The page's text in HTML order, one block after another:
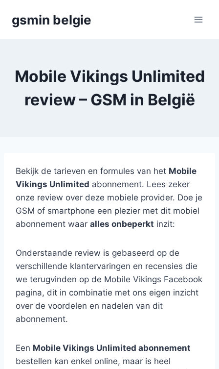
gsmin belgie
Mobile Vikings Unlimited
review – GSM in België
Bekijk de tarieven en formules van het Mobile
Vikings Unlimited abonnement. Lees zeker
onze review over deze mobiele provider. Doe je
GSM of smartphone een plezier met dit mobiel
abonnement waar alles onbeperkt inzit:
Onderstaande review is gebaseerd op de
verschillende klantervaringen en recensies die
we terugvinden op de Mobile Vikings Facebook
pagina, dit in combinatie met ons eigen inzicht
over de voordelen en nadelen van dit
abonnement.
Een Mobile Vikings Unlimited abonnement
bestellen kan enkel online, maar is heel